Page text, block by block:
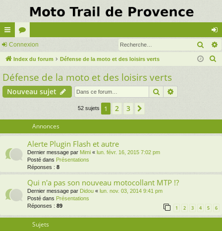
cc
ès
ra
pi
or
u
m
s
on
ne
Connexion
Index du forum Défense de la moto et des loisirs verts
h
Défense de la moto et des loisirs verts
Nouveau sujet Rechercher
52 sujets 1 2 3
Annonces
Alerte Plugin Flash et autre
Dernier message par Mimi « lun. févr. 16, 2015 7:02 pm
Posté dans Présentations
Réponses : 8
Qui n'a pas son nouveau motocollant MTP !?
Dernier message par Didou « lun. nov. 03, 2014 9:41 pm
Posté dans Présentations
Réponses : 89 1 2 3 4 5 6
Sujets